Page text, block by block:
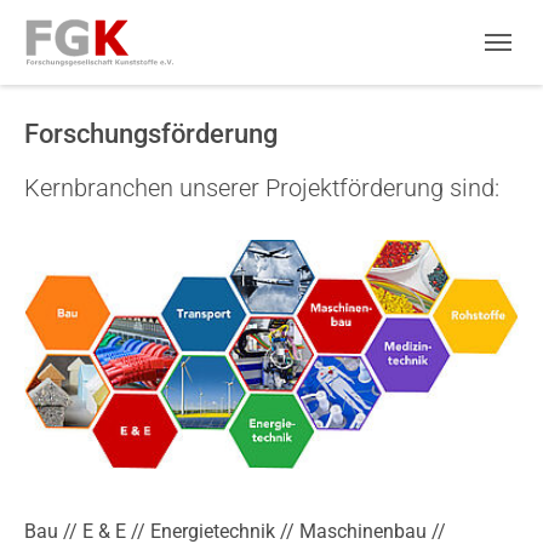
Forschungsförderung
Kernbranchen unserer Projektförderung sind:
Bau // E & E // Energietechnik // Maschinenbau //